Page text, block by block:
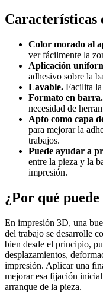
Características
Color morado al
ver fácilmente la
Aplicación
adhesivo sobre la
Lavable. Facilita
Formato en barra.
necesidad de
Apto como capa
para mejorar la
trabajos.
Puede ayudar a
entre la pieza y la
impresión.
¿Por qué
En impresión 3D, una
del trabajo se desarrolle
bien desde el principio,
desplazamientos,
impresión. Aplicar una
mejorar esa fijación inicial
arranque de la pieza.